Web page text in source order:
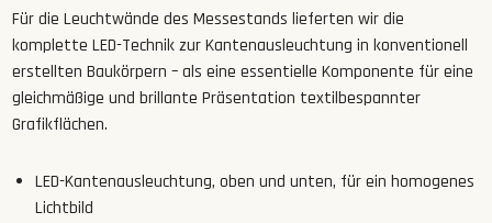
Für die Leuchtwände des Messestands lieferten wir die
komplette LED-Technik zur Kantenausleuchtung in konventionell
erstellten Baukörpern – als eine essentielle Komponente für eine
gleichmäßige und brillante Präsentation textilbespannter
Grafikflächen.
LED-Kantenausleuchtung, oben und unten, für ein homogenes
Lichtbild